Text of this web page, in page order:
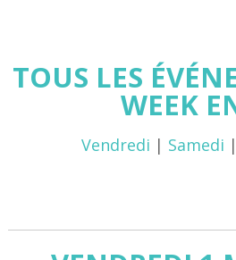
TOUS LES
WEEK
Vendredi | Samedi |